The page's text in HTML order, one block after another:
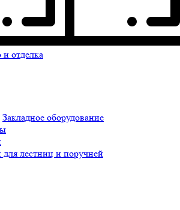
и отделка
Закладное оборудование
для лестниц и поручней